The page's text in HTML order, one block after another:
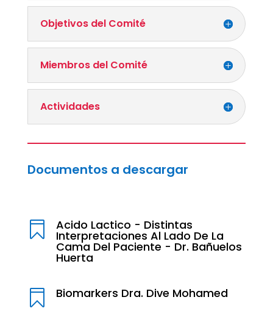
Objetivos del Comité
Miembros del Comité
Actividades
Documentos a descargar
 Acido Lactico - Distintas
Interpretaciones Al Lado De La
Cama Del Paciente - Dr. Bañuelos
Huerta
 Biomarkers Dra. Dive Mohamed